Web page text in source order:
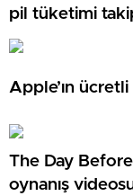
pil tüketimi
Apple’ın
The Day Before
oynanış